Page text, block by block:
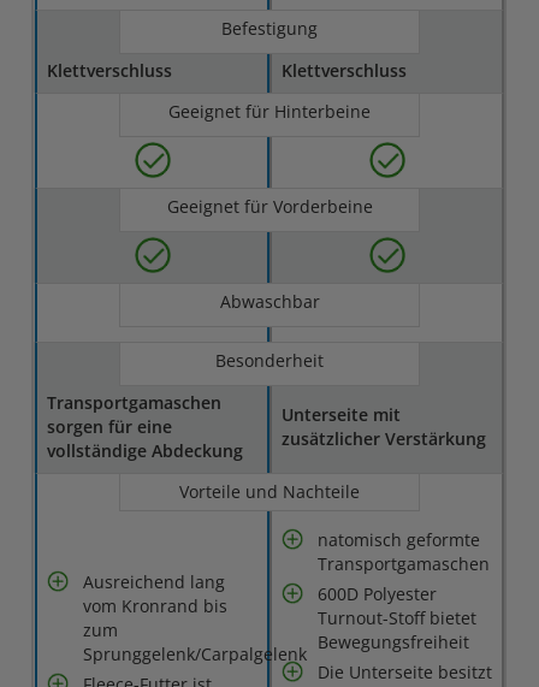
Befestigung
Klettverschluss
Klettverschluss
Geeignet für Hinterbeine
Geeignet für Vorderbeine
Abwaschbar
Besonderheit
Transportgamaschen
sorgen für eine
vollständige Abdeckung
Unterseite mit
zusätzlicher Verstärkung
Vorteile und Nachteile
Ausreichend lang
vom Kronrand bis
zum
Sprunggelenk/Carpalgelenk
natomisch geformte
Transportgamaschen
600D Polyester
Turnout-Stoff bietet
Bewegungsfreiheit
Die Unterseite besitzt